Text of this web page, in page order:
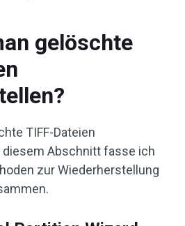
gelöschte
TIFF-Dateien
Abschnitt fasse ich
zur Wiederherstellung